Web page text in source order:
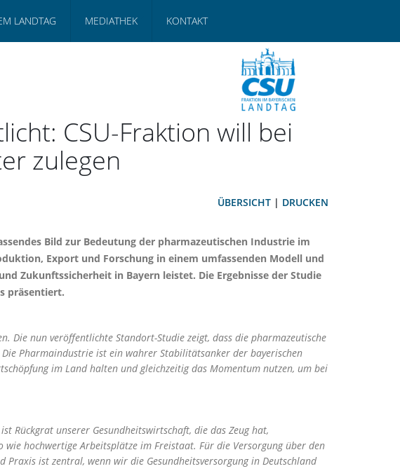
LANDTAG MEDIATHEK KONTAKT
CSU-Fraktion will bei
zulegen
ÜBERSICHT | DRUCKEN
Bild zur Bedeutung der pharmazeutischen Industrie im
Export und Forschung in einem umfassenden Modell und
Zukunftssicherheit in Bayern leistet. Die Ergebnisse der Studie
präsentiert.
Die nun veröffentlichte Standort-Studie zeigt, dass die pharmazeutische
Pharmaindustrie ist ein wahrer Stabilitätsanker der bayerischen
im Land halten und gleichzeitig das Momentum nutzen, um bei
Rückgrat unserer Gesundheitswirtschaft, die das Zeug hat,
hochwertige Arbeitsplätze im Freistaat. Für die Versorgung über den
ist zentral, wenn wir die Gesundheitsversorgung in Deutschland